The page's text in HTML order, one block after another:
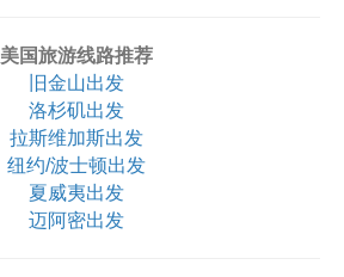
美国旅游线路推荐
旧金山出发
洛杉矶出发
拉斯维加斯出发
纽约/波士顿出发
夏威夷出发
迈阿密出发